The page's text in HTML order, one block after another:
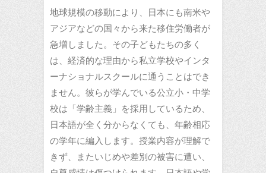
地球規模の移動により、日本にも南米や
アジアなどの国々から来た移住労働者が
急増しました。その子どもたちの多く
は、経済的な理由から私立学校やインタ
ーナショナルスクールに通うことはでき
ません。彼らが学んでいる公立小・中学
校は「学齢主義」を採用しているため、
日本語が全く分からなくても、年齢相応
の学年に編入します。授業内容が理解で
きず、またいじめや差別の被害に遭い、